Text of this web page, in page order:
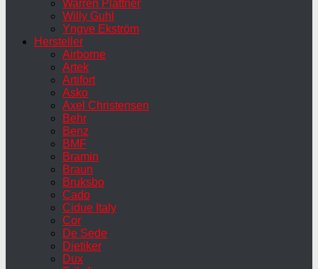
Warren Plattner
Willy Guhl
Yngve Ekström
Hersteller
Airborne
Artek
Artifort
Asko
Axel Christensen
Behr
Benz
BMF
Bramin
Braun
Bruksbo
Cado
Cidue Italy
Cor
De Sede
Dietiker
Dux